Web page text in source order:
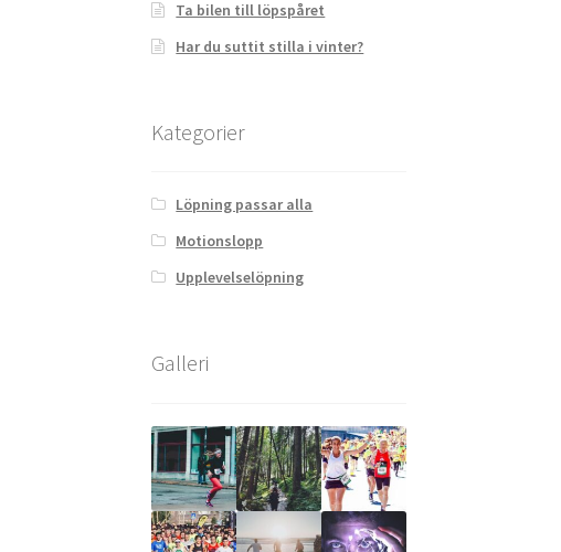
Ta bilen till löpspåret
Har du suttit stilla i vinter?
Kategorier
Löpning passar alla
Motionslopp
Upplevelselöpning
Galleri